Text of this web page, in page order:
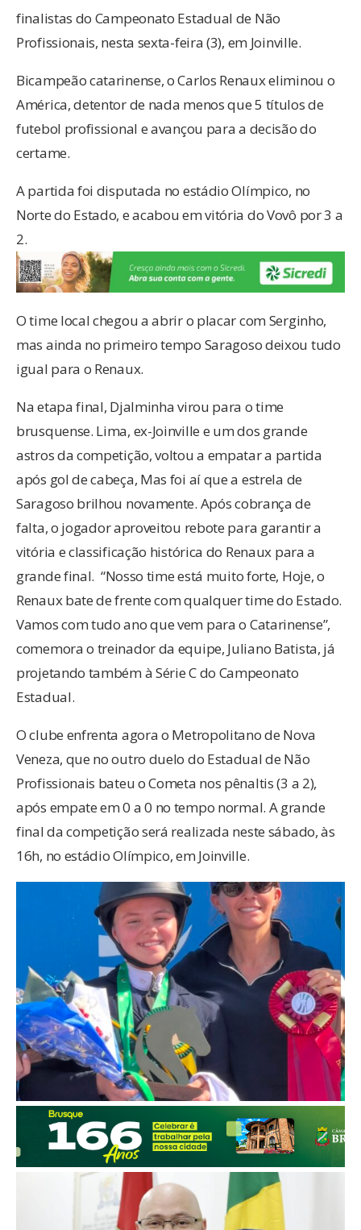
finalistas do Campeonato Estadual de Não
Profissionais, nesta sexta-feira (3), em Joinville.
Bicampeão catarinense, o Carlos Renaux eliminou o
América, detentor de nada menos que 5 títulos de
futebol profissional e avançou para a decisão do
certame.
A partida foi disputada no estádio Olímpico, no
Norte do Estado, e acabou em vitória do Vovô por 3 a
2.
O time local chegou a abrir o placar com Serginho,
mas ainda no primeiro tempo Saragoso deixou tudo
igual para o Renaux.
Na etapa final, Djalminha virou para o time
brusquense. Lima, ex-Joinville e um dos grande
astros da competição, voltou a empatar a partida
após gol de cabeça, Mas foi aí que a estrela de
Saragoso brilhou novamente. Após cobrança de
falta, o jogador aproveitou rebote para garantir a
vitória e classificação histórica do Renaux para a
grande final. “Nosso time está muito forte, Hoje, o
Renaux bate de frente com qualquer time do Estado.
Vamos com tudo ano que vem para o Catarinense”,
comemora o treinador da equipe, Juliano Batista, já
projetando também à Série C do Campeonato
Estadual.
O clube enfrenta agora o Metropolitano de Nova
Veneza, que no outro duelo do Estadual de Não
Profissionais bateu o Cometa nos pênaltis (3 a 2),
após empate em 0 a 0 no tempo normal. A grande
final da competição será realizada neste sábado, às
16h, no estádio Olímpico, em Joinville.